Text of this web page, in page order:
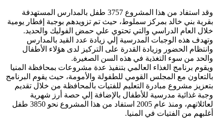
وقد استفاد من هذا المشروع 3757 طفل بالمدارس المستهدفة
بقرية بني خالد بمركز سملوط، حيث تم تزويدهم بوجبة إفطار يومية
خلال العام الدراسي والتي تحتوي علي حمض الفوليك والحديد.
وتهدف هذه الوجبات المدرسية إلي زيادة عدد القيد بالمدارس
وانتظام الحضور وزيادة القدرة على التركيز لدى هؤلاء الأطفال
والحد من سوء التغذية في هذه السن الصغيرة.
ويقوم برنامج الغذاء العالمي بتنفيذ عدة مشروعات بمحافظة المنيا
بالتعاون مع المجلس القومي للطفولة والأمومة، حيث يقوم البرنامج
بتعزيز مشروع مبادرة التعليم للفتيات بالمحافظة من خلال تقديم
وجبة غذائية مدرسية للأطفال بالإضافة إلي حصة أرز شهرية
لعائلاتهم، ومنذ عام 2005 استفاد من هذا المشروع نحو 3850 طفل
أغلبهم من الفتيات في المنيا.